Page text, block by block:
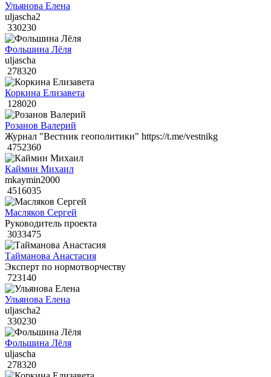
Ульянова Елена
uljascha2
330230
Фольшина Лёля
uljascha
278320
Коркина Елизавета
128020
Розанов Валерий
Журнал "Вестник геополитики" https://t.me/vestnikg
4752360
Каймин Михаил
mkaymin2000
4516035
Масляков Сергей
Руководитель проекта
3033475
Тайманова Анастасия
Эксперт по нормотворчеству
723140
Ульянова Елена
uljascha2
330230
Фольшина Лёля
uljascha
278320